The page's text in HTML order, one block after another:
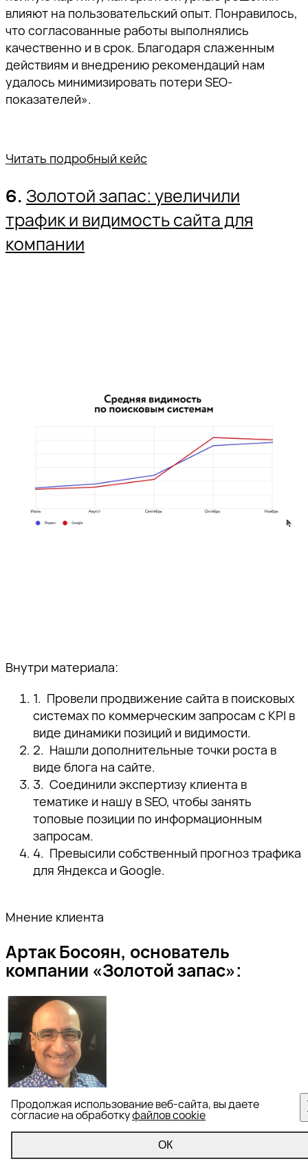
Продолжая использование веб-сайта, вы даете
согласие на обработкуфайлов cookie
ОК
влияют на пользовательский опыт. Понравилось,
что согласованные работы выполнялись
качественно и в срок. Благодаря слаженным
действиям и внедрению рекомендаций нам
удалось минимизировать потери SEO-
показателей».
Читать подробный кейс
6. Золотой запас: увеличили
трафик и видимость сайта для
компании
Внутри материала:
Провели продвижение сайта в поисковых
системах по коммерческим запросам с KPI в
виде динамики позиций и видимости.
Нашли дополнительные точки роста в
виде блога на сайте.
Соединили экспертизу клиента в
тематике и нашу в SEO, чтобы занять
топовые позиции по информационным
запросам.
Превысили собственный прогноз трафика
для Яндекса и Google.
Мнение клиента
Артак Босоян, основатель
компании «Золотой запас»:
«Мы обратились к компании «Ашманов и
партнеры» с просьбой помочь оптимизировать
наш сайт и повысить информационный и